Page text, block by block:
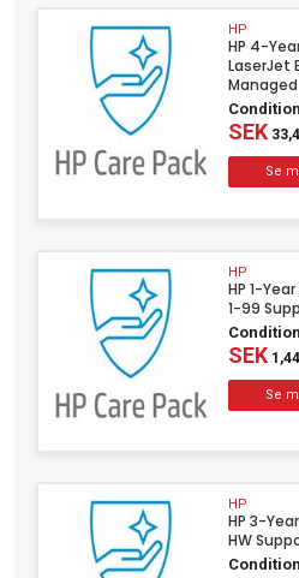
HP
HP 4-
LaserJet
Managed
SEK
HP
HP 1-
1-99
SEK
HP
HP 3-
HW